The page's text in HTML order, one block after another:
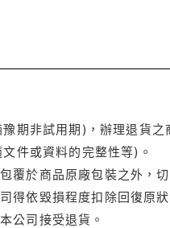
期非試用期)，辦理退貨之
件或資料的完整性等)。
覆於商品原廠包裝之外，
得依毀損程度扣除回復原
公司接受退貨。